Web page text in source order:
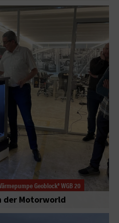
Geoblock® WGB 20
der Motorworld